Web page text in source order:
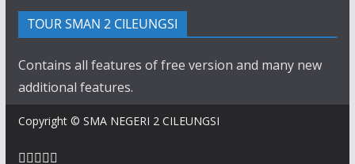
TOUR SMAN 2 CILEUNGSI
Contains all features of free version and many new
additional features.
Copyright © SMA NEGERI 2 CILEUNGSI